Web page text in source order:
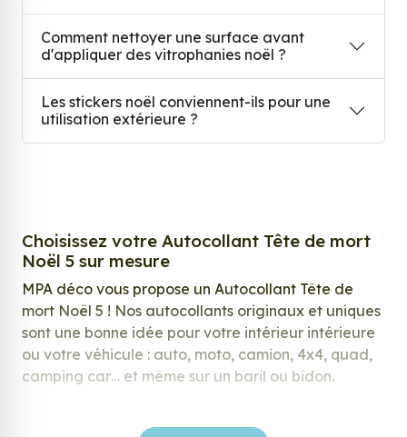
Comment nettoyer une surface avant
d'appliquer des vitrophanies noël ?
Les stickers noël conviennent-ils pour une
utilisation extérieure ?
Choisissez votre Autocollant Tête de mort
Noël 5 sur mesure
MPA déco vous propose un Autocollant Tête de
mort Noël 5 ! Nos autocollants originaux et uniques
sont une bonne idée pour votre intérieur intérieure
ou votre véhicule : auto, moto, camion, 4x4, quad,
camping car… et même sur un baril ou bidon.